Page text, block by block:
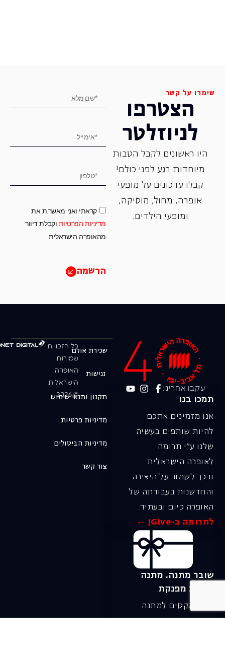
שימרו על קשר
הצטרפו
לניוזלטר
היו ראשונים לקבל הטבות
מיוחדות רגע לפני כולם!
קבלו עדכונים על מופעי
אופרה, ‏מחול, ‏מוסיקה,
ומופעי הילדים.
קראתי ואני מאשר.ת את
מדיניות הפרטיות וקבלת דיוור
מהאופרה הישראלית
הרשמה
עקבו אחרינו:
תמכו בנו
אנו מזמינים אתכם
להיות שותפים בעשיה
שלנו ע"י תרומה
לאופרה הישראלית
ובכך לשמור על היצירה
והחדשנות בעבודתה של
האופרה כיום ובעתיד.
לתרומה ב-JGive ←
שובר מתנה. מתנה
אישית מפנקת
רעיון מקסים למתנה
כל הזכויות
שמורות
האופרה
הישראלית
© 2026
שכירת אולם
נגישות
תקנון ותנאי שימוש
מדיניות פרטיות
מדיניות הביטולים
צור קשר